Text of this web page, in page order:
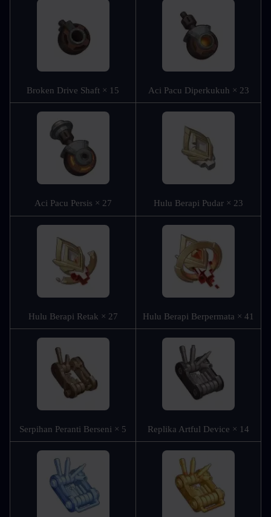
Broken Drive Shaft × 15 Aci Pacu Diperkukuh × 23
Aci Pacu Persis × 27 Hulu Berapi Pudar × 23
Hulu Berapi Retak × 27 Hulu Berapi Berpermata × 41
Serpihan Peranti Berseni × 5 Replika Artful Device × 14